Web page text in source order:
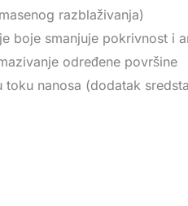
razblaživanja)
boje smanjuje pokrivnost i
određene površine
toku nanosa (dodatak